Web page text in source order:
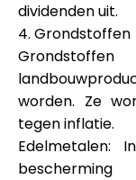
dividenden uit.
4. Grondstoffen
worden. Ze
tegen inflatie.
Edelmetalen: